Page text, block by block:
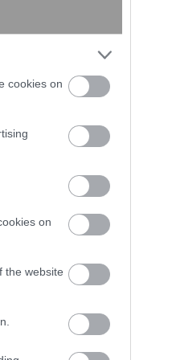
cookies on
on
the website
το